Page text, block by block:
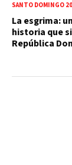
SANTO DOMINGO
La esgrima:
historia que
República